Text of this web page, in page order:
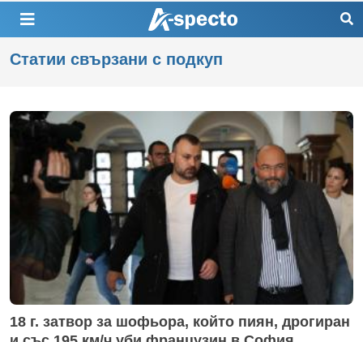
Статии свързани с подкуп
18 г. затвор за шофьора, който пиян, дрогиран